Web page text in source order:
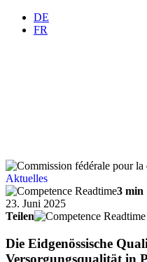
DE
FR
Aktuelles
3 min
23. Juni 2025
Teilen
Die Eidgenössische
Versorgungsqualität in